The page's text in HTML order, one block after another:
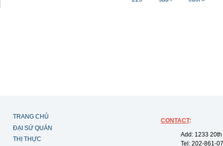
TRANG CHỦ
ĐẠI SỨ QUÁN
THỊ THỰC
CONTACT:
Add: 1233
Tel: 202-861-